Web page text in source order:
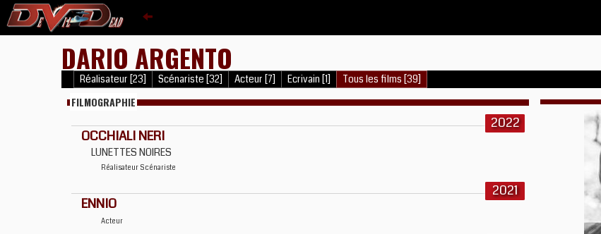
DARIO ARGENTO
Réalisateur [23] Scénariste [32] Acteur [7] Ecrivain [1] Tous les films [39]
FILMOGRAPHIE
2022
OCCHIALI NERI
LUNETTES NOIRES
Réalisateur Scénariste
2021
ENNIO
Acteur